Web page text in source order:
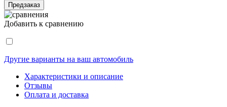
Предзаказ
Добавить к сравнению
Другие варианты на ваш автомобиль
Характеристики и описание
Отзывы
Оплата и доставка